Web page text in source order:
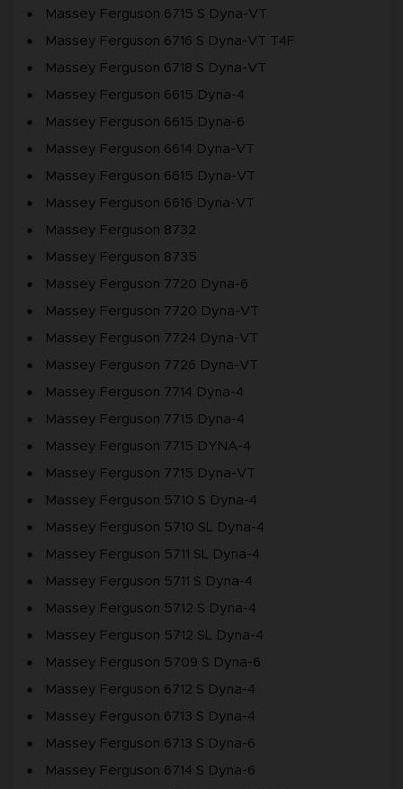
Massey Ferguson 6715 S Dyna-VT
Massey Ferguson 6716 S Dyna-VT T4F
Massey Ferguson 6718 S Dyna-VT
Massey Ferguson 6615 Dyna-4
Massey Ferguson 6615 Dyna-6
Massey Ferguson 6614 Dyna-VT
Massey Ferguson 6615 Dyna-VT
Massey Ferguson 6616 Dyna-VT
Massey Ferguson 8732
Massey Ferguson 8735
Massey Ferguson 7720 Dyna-6
Massey Ferguson 7720 Dyna-VT
Massey Ferguson 7724 Dyna-VT
Massey Ferguson 7726 Dyna-VT
Massey Ferguson 7714 Dyna-4
Massey Ferguson 7715 Dyna-4
Massey Ferguson 7715 DYNA-4
Massey Ferguson 7715 Dyna-VT
Massey Ferguson 5710 S Dyna-4
Massey Ferguson 5710 SL Dyna-4
Massey Ferguson 5711 SL Dyna-4
Massey Ferguson 5711 S Dyna-4
Massey Ferguson 5712 S Dyna-4
Massey Ferguson 5712 SL Dyna-4
Massey Ferguson 5709 S Dyna-6
Massey Ferguson 6712 S Dyna-4
Massey Ferguson 6713 S Dyna-4
Massey Ferguson 6713 S Dyna-6
Massey Ferguson 6714 S Dyna-6